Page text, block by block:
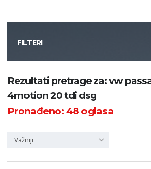
FILTERI
Kategorija
Županija
Rezultati pretrage za: vw
4motion 20 tdi dsg
Pronađeno:48oglasa
Važniji